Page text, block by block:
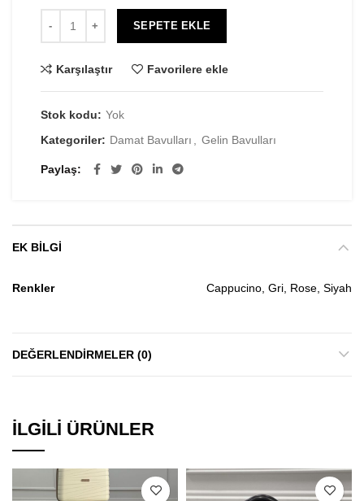
SEPETE EKLE
Karşılaştır Favorilere ekle
Stok kodu: Yok
Kategoriler: Damat Bavulları Gelin Bavulları
Paylaş
EK BILGI
Renkler Cappucino, Gri, Rose, Siyah
DEĞERLENDIRMELER (0)
İLGILI ÜRÜNLER